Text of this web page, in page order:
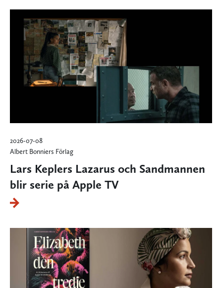
2026-07-08
Albert Bonniers Förlag
Lars Keplers Lazarus och Sandmannen
blir serie på Apple TV